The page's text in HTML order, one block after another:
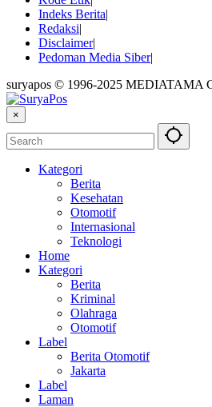
Indeks Berita
Redaksi
Disclaimer
Pedoman Media Siber
suryapos © 1996-2025 MEDIATAMA
×
Kategori
Berita
Kesehatan
Otomotif
Internasional
Teknologi
Home
Kategori
Berita
Kriminal
Olahraga
Otomotif
Label
Berita Otomotif
Jakarta
Label
Laman